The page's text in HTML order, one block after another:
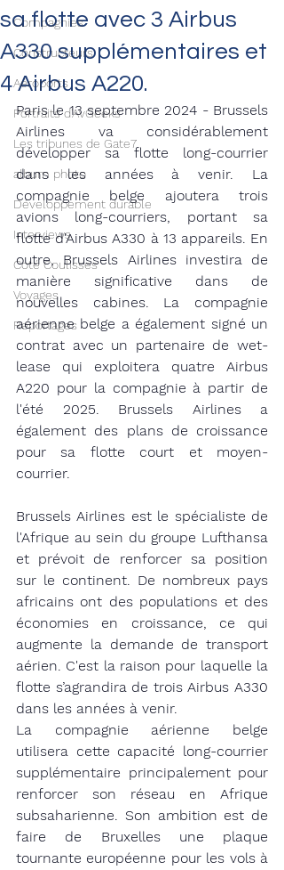
Compagnies
Constructeurs
Aéroports
Portraits d'AvGeeks
Les tribunes de Gate7
album photo
Développement durable
Interviews
Coté Coulisses
Voyages
Reportages
sa flotte avec 3 Airbus
A330 supplémentaires et
4 Airbus A220.
Paris le 13 septembre 2024 - Brussels
Airlines va considérablement
développer sa flotte long-courrier
dans les années à venir. La
compagnie belge ajoutera trois
avions long-courriers, portant sa
flotte d'Airbus A330 à 13 appareils. En
outre, Brussels Airlines investira de
manière significative dans de
nouvelles cabines. La compagnie
aérienne belge a également signé un
contrat avec un partenaire de wet-
lease qui exploitera quatre Airbus
A220 pour la compagnie à partir de
l'été 2025. Brussels Airlines a
également des plans de croissance
pour sa flotte court et moyen-
courrier.
Brussels Airlines est le spécialiste de
l'Afrique au sein du groupe Lufthansa
et prévoit de renforcer sa position
sur le continent. De nombreux pays
africains ont des populations et des
économies en croissance, ce qui
augmente la demande de transport
aérien. C'est la raison pour laquelle la
flotte s’agrandira de trois Airbus A330
dans les années à venir.
La compagnie aérienne belge
utilisera cette capacité long-courrier
supplémentaire principalement pour
renforcer son réseau en Afrique
subsaharienne. Son ambition est de
faire de Bruxelles une plaque
tournante européenne pour les vols à